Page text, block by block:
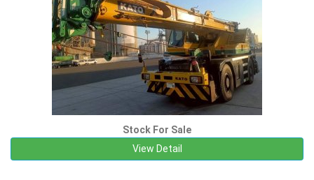
Stock For Sale
View Detail